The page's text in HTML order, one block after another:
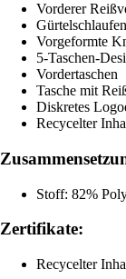
Vorderer
Gürtelschlaufen
Vorgeformte
5-Taschen-
Vordertaschen
Tasche mit
Diskretes
Recycelter
Stoff: 82%
Zertifikate:
Recycelter